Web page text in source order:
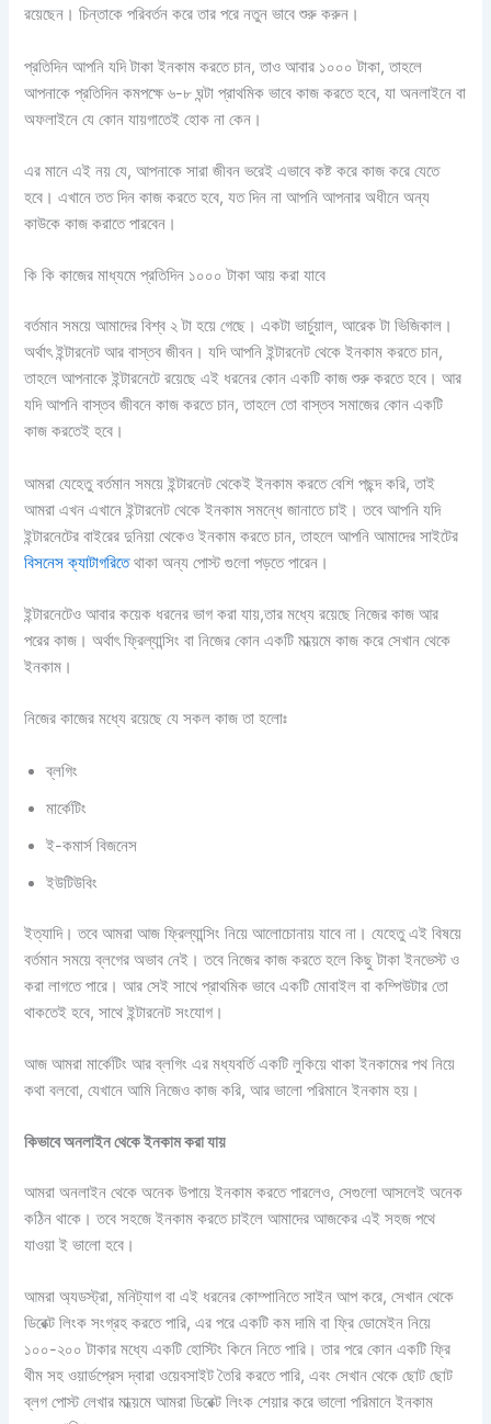
রয়েছেন। চিন্তাকে পরিবর্তন করে তার পরে নতুন ভাবে শুরু করুন।
প্রতিদিন আপনি যদি টাকা ইনকাম করতে চান, তাও আবার ১০০০ টাকা, তাহলে
আপনাকে প্রতিদিন কমপক্ষে ৬-৮ ঘন্টা প্রাথমিক ভাবে কাজ করতে হবে, যা অনলাইনে বা
অফলাইনে যে কোন যায়গাতেই হোক না কেন।
এর মানে এই নয় যে, আপনাকে সারা জীবন ভরেই এভাবে কষ্ট করে কাজ করে যেতে
হবে। এখানে তত দিন কাজ করতে হবে, যত দিন না আপনি আপনার অধীনে অন্য
কাউকে কাজ করাতে পারবেন।
কি কি কাজের মাধ্যমে প্রতিদিন ১০০০ টাকা আয় করা যাবে
বর্তমান সময়ে আমাদের বিশ্ব ২ টা হয়ে গেছে। একটা ভার্চুয়াল, আরেক টা ভিজিকাল।
অর্থাৎ ইন্টারনেট আর বাস্তব জীবন। যদি আপনি ইন্টারনেট থেকে ইনকাম করতে চান,
তাহলে আপনাকে ইন্টারনেটে রয়েছে এই ধরনের কোন একটি কাজ শুরু করতে হবে। আর
যদি আপনি বাস্তব জীবনে কাজ করতে চান, তাহলে তো বাস্তব সমাজের কোন একটি
কাজ করতেই হবে।
আমরা যেহেতু বর্তমান সময়ে ইন্টারনেট থেকেই ইনকাম করতে বেশি পছন্দ করি, তাই
আমরা এখন এখানে ইন্টারনেট থেকে ইনকাম সমন্ধে জানাতে চাই। তবে আপনি যদি
ইন্টারনেটের বাইরের দুনিয়া থেকেও ইনকাম করতে চান, তাহলে আপনি আমাদের সাইটের
বিসনেস ক্যাটাগরিতেথাকা অন্য পোস্ট গুলো পড়তে পারেন।
ইন্টারনেটেও আবার কয়েক ধরনের ভাগ করা যায়,তার মধ্যে রয়েছে নিজের কাজ আর
পরের কাজ। অর্থাৎ ফ্রিল্যান্সিং বা নিজের কোন একটি মাধ্য়মে কাজ করে সেখান থেকে
ইনকাম।
নিজের কাজের মধ্যে রয়েছে যে সকল কাজ তা হলোঃ
ব্লগিং
মার্কেটিং
ই-কমার্স বিজনেস
ইউটিউবিং
ইত্যাদি। তবে আমরা আজ ফ্রিল্যান্সিং নিয়ে আলোচোনায় যাবে না। যেহেতু এই বিষয়ে
বর্তমান সময়ে ব্লগের অভাব নেই। তবে নিজের কাজ করতে হলে কিছু টাকা ইনভেস্ট ও
করা লাগতে পারে। আর সেই সাথে প্রাথমিক ভাবে একটি মোবাইল বা কম্পিউটার তো
থাকতেই হবে, সাথে ইন্টারনেট সংযোগ।
আজ আমরা মার্কেটিং আর ব্লগিং এর মধ্যবর্তি একটি লুকিয়ে থাকা ইনকামের পথ নিয়ে
কথা বলবো, যেখানে আমি নিজেও কাজ করি, আর ভালো পরিমানে ইনকাম হয়।
কিভাবে অনলাইন থেকে ইনকাম করা যায়
আমরা অনলাইন থেকে অনেক উপায়ে ইনকাম করতে পারলেও, সেগুলো আসলেই অনেক
কঠিন থাকে। তবে সহজে ইনকাম করতে চাইলে আমাদের আজকের এই সহজ পথে
যাওয়া ই ভালো হবে।
আমরা অ্যডস্ট্রা, মনিট্যাগ বা এই ধরনের কোম্পানিতে সাইন আপ করে, সেখান থেকে
ডিরেক্ট লিংক সংগ্রহ করতে পারি, এর পরে একটি কম দামি বা ফ্রি ডোমেইন নিয়ে
১০০-২০০ টাকার মধ্যে একটি হোস্টিং কিনে নিতে পারি। তার পরে কোন একটি ফ্রি
থীম সহ ওয়ার্ডপ্রেস দ্বারা ওয়েবসাইট তৈরি করতে পারি, এবং সেখান থেকে ছোট ছোট
ব্লগ পোস্ট লেখার মাধ্য়মে আমরা ডিরেক্ট লিংক শেয়ার করে ভালো পরিমানে ইনকাম